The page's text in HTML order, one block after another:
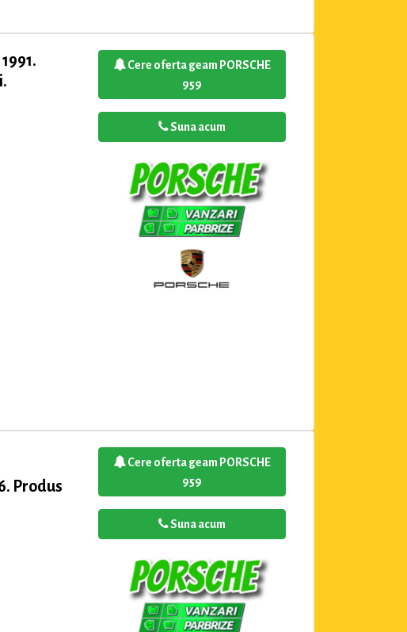
Cere oferta geam PORSCHE
959
Suna acum
Produs
Cere oferta geam PORSCHE
959
Suna acum